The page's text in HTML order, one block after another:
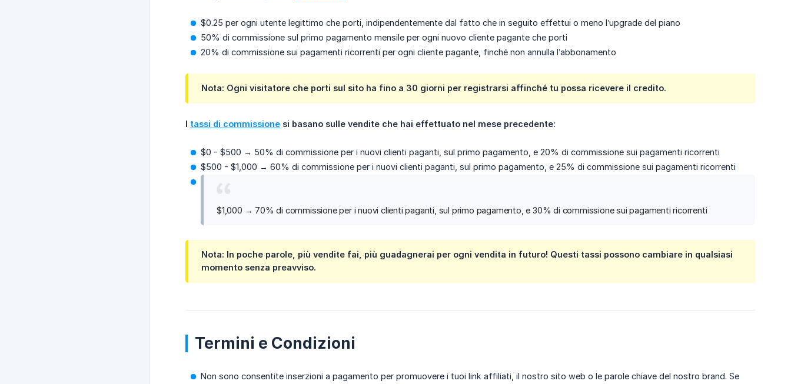
$0.25 per ogni utente legittimo che porti, indipendentemente dal fatto che in seguito effettui o meno l’upgrade del piano
50% di commissione sul primo pagamento mensile per ogni nuovo cliente pagante che porti
20% di commissione sui pagamenti ricorrenti per ogni cliente pagante, finché non annulla l’abbonamento
Nota: Ogni visitatore che porti sul sito ha fino a 30 giorni per registrarsi affinché tu possa ricevere il credito.
I tassi di commissione si basano sulle vendite che hai effettuato nel mese precedente:
$0 - $500 → 50% di commissione per i nuovi clienti paganti, sul primo pagamento, e 20% di commissione sui pagamenti ricorrenti
$500 - $1,000 → 60% di commissione per i nuovi clienti paganti, sul primo pagamento, e 25% di commissione sui pagamenti ricorrenti
$1,000 → 70% di commissione per i nuovi clienti paganti, sul primo pagamento, e 30% di commissione sui pagamenti ricorrenti
Nota: In poche parole, più vendite fai, più guadagnerai per ogni vendita in futuro! Questi tassi possono cambiare in qualsiasi
momento senza preavviso.
Termini e Condizioni
Non sono consentite inserzioni a pagamento per promuovere i tuoi link affiliati, il nostro sito web o le parole chiave del nostro brand. Se